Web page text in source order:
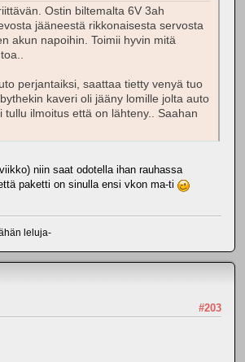
Ostin biltemalta 6V 3ah
jääneestä rikkonaisesta servosta
akun napoihin. Toimii hyvin mitä
perjantaiksi, saattaa tietty venyä tuo
kaveri oli jääny lomille jolta auto
tullu ilmoitus että on lähteny.. Saahan
niin saat odotella ihan rauhassa
paketti on sinulla ensi vkon ma-ti
leluja-
#203